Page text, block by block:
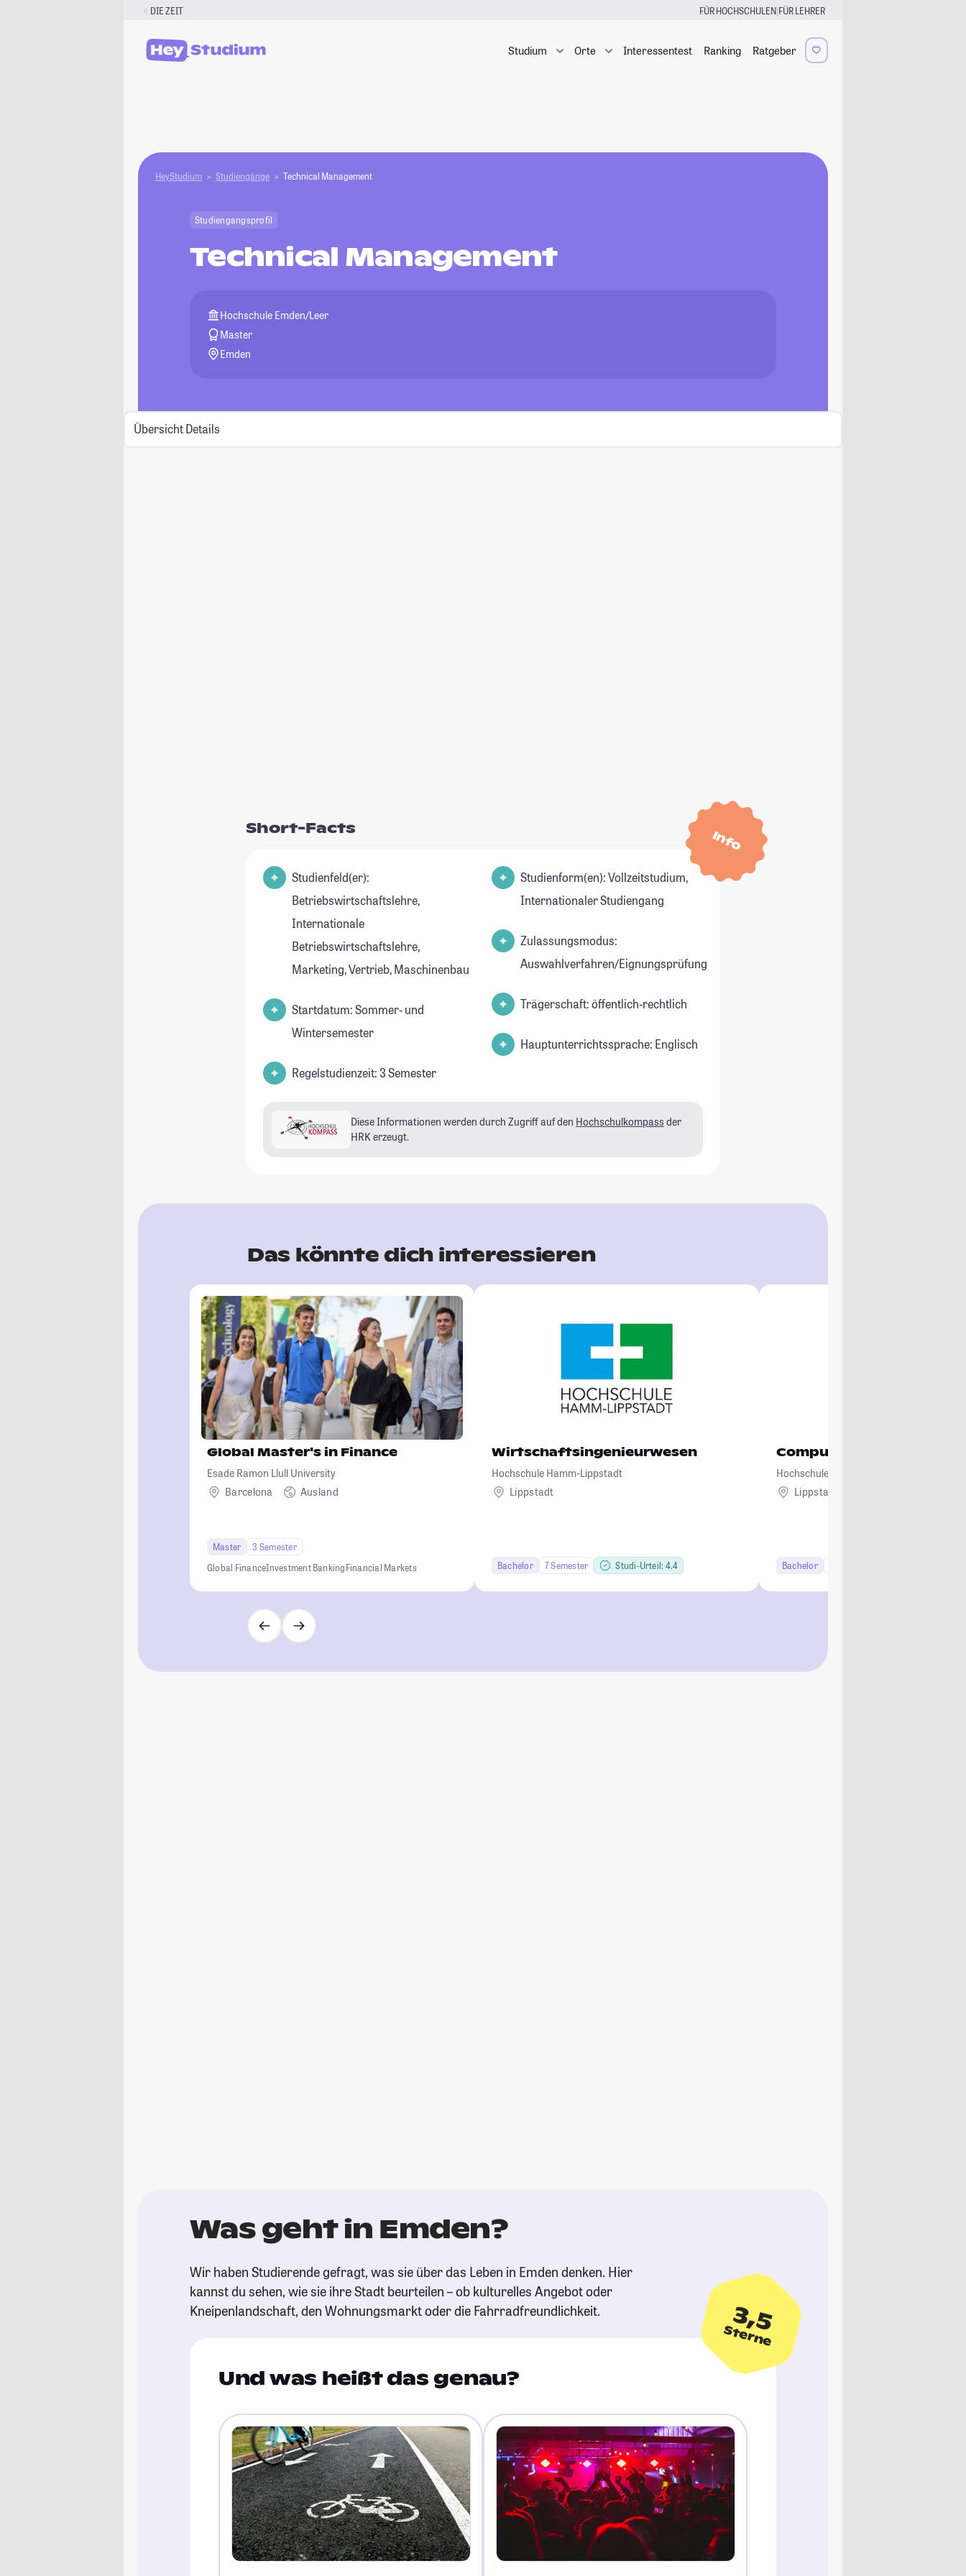
DIE ZEIT FÜR HOCHSCHULEN|FÜR LEHRER
Studium Orte Interessentest Ranking Ratgeber
HeyStudium Studiengänge Technical Management
Studiengangsprofil
Technical Management
Hochschule Emden/Leer
Master
Emden
Übersicht Details
Info
Short-Facts
Studienfeld(er):
Betriebswirtschaftslehre,
Internationale
Betriebswirtschaftslehre,
Marketing, Vertrieb, Maschinenbau
Startdatum: Sommer- und
Wintersemester
Regelstudienzeit: 3 Semester
Studienform(en): Vollzeitstudium,
Internationaler Studiengang
Zulassungsmodus:
Auswahlverfahren/Eignungsprüfung
Trägerschaft: öffentlich-rechtlich
Hauptunterrichtssprache: Englisch
Diese Informationen werden durch Zugriff auf den Hochschulkompass der
HRK erzeugt.
Das könnte dich interessieren
Global Master's in Finance
Esade Ramon Llull University
Barcelona
Ausland
Master
3 Semester
Global FinanceInvestment BankingFinancial Markets
Wirtschaftsingenieurwesen
Hochschule Hamm-Lippstadt
Lippstadt
Bachelor 7 Semester Studi-Urteil: 4.4
Computervisualistik und
Hochschule Hamm-Lippstadt
Lippstadt
Bachelor
Was geht in Emden?
Wir haben Studierende gefragt, was sie über das Leben in Emden denken. Hier
kannst du sehen, wie sie ihre Stadt beurteilen – ob kulturelles Angebot oder
Kneipenlandschaft, den Wohnungsmarkt oder die Fahrradfreundlichkeit.
3,5
Sterne
Und was heißt das genau?